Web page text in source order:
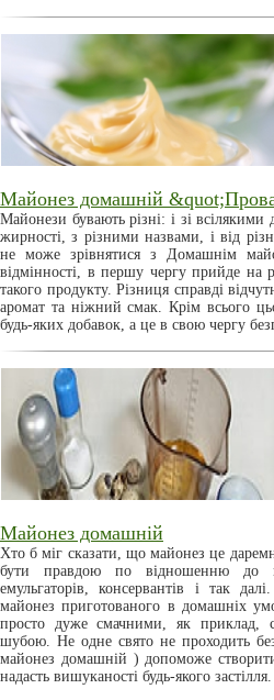
Майонез домашній
Майонези бувають різні: і зі всілякими
жирності, з різними назвами, і від
не може зрівнятися з Домашнім
відмінності, в першу чергу прийде на
такого продукту. Різниця справді
аромат та ніжний смак. Крім всього
будь-яких добавок, а це в свою чергу
Майонез домашній
Хто б міг сказати, що майонез це
бути правдою по відношенню до
емульгаторів, консервантів і так
майонез приготованого в домашніх
просто дуже смачними, як приклад,
шубою. Не одне свято не проходить
майонез домашній ) допоможе
надасть вишуканості будь-якого застілля.